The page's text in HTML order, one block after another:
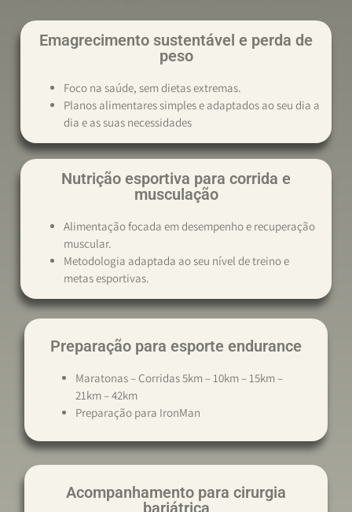
Emagrecimento sustentável e perda de
peso
Foco na saúde, sem dietas extremas.
Planos alimentares simples e adaptados ao seu dia a
dia e as suas necessidades
Nutrição esportiva para corrida e
musculação
Alimentação focada em desempenho e recuperação
muscular.
Metodologia adaptada ao seu nível de treino e
metas esportivas.
Preparação para esporte endurance
Maratonas – Corridas 5km – 10km – 15km –
21km – 42km
Preparação para IronMan
Acompanhamento para cirurgia